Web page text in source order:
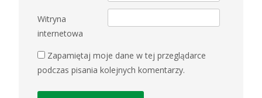
Witryna
internetowa
Zapamiętaj moje dane w tej przeglądarce
podczas pisania kolejnych komentarzy.